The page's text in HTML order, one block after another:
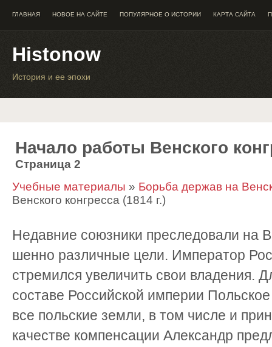
ГЛАВНАЯ НОВОЕ НА САЙТЕ ПОПУЛЯРНОЕ О ИСТОРИИ КАРТА САЙТА
Histonow
История и ее эпохи
Начало работы Венского
Страница 2
Учебные материалы » Борьба держав на
Венского конгресса (1814 г.)
Недавние союзники преследо­вали на
шенно различные цели. Император
стремился уве­личить свои владения.
составе Российской империи
все польские земли, в том числе и
качестве компенсации Алек­сандр